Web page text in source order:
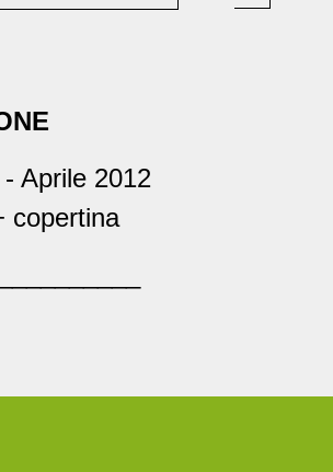
Aprile 2012
copertina